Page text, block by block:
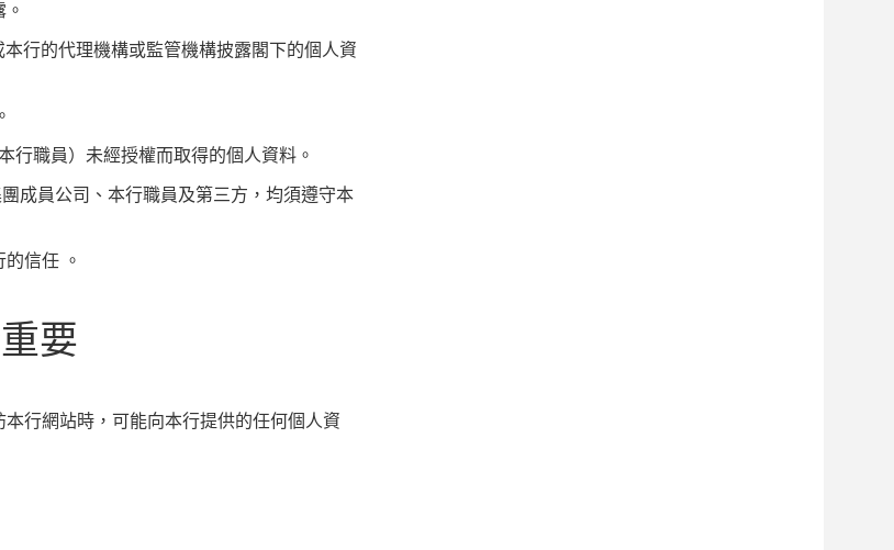
行的代理機構或監管機構披露閣下的個人資
行職員）未經授權而取得的個人資料。
成員公司、本行職員及第三方，均須遵守本
信任 。
要
行網站時，可能向本行提供的任何個人資